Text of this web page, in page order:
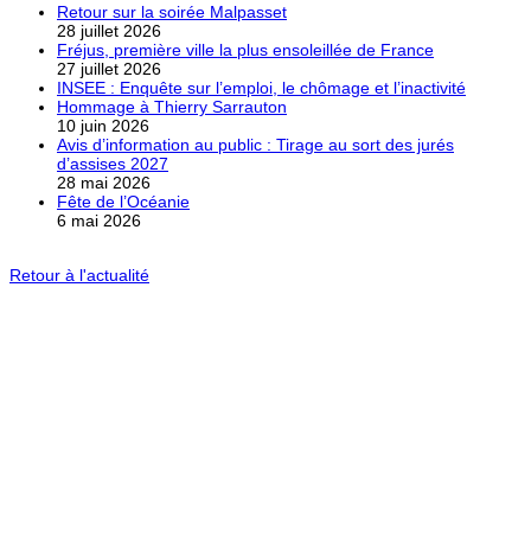
Retour sur la soirée Malpasset
28 juillet 2026
Fréjus, première ville la plus ensoleillée de France
27 juillet 2026
INSEE : Enquête sur l’emploi, le chômage et l’inactivité
Hommage à Thierry Sarrauton
10 juin 2026
Avis d’information au public : Tirage au sort des jurés
d’assises 2027
28 mai 2026
Fête de l’Océanie
6 mai 2026
Retour à l'actualité